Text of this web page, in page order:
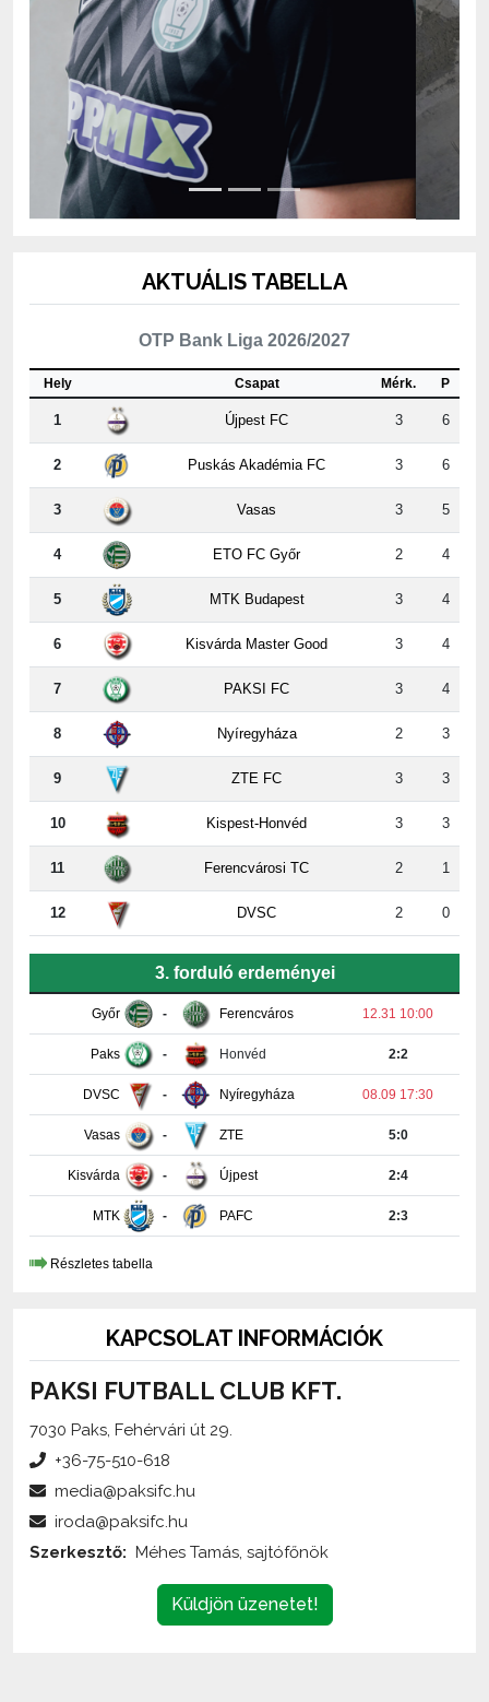
OTP Bank Liga 2026/2027
Csapat
1 Újpest FC 3 6
2 Puskás Akadémia FC 3 6
3 Vasas 3 5
4 ETO FC Győr 2 4
5 MTK Budapest 3 4
6 Kisvárda Master Good 3 4
7 PAKSI FC 3 4
8 Nyíregyháza 2 3
9 ZTE FC 3 3
10 Kispest-Honvéd 3 3
11 Ferencvárosi TC 2 1
12 DVSC 2 0
- Ferencváros
Paks Honvéd 2:2
DVSC Nyíregyháza 08.09 17:30
Vasas ZTE 5:0
Kisvárda Újpest 2:4
MTK PAFC 2:3
Részletes tabella
PAKSI FUTBALL CLUB KFT.
7030 Paks, Fehérvári út 29.
Küldjön üzenetet!